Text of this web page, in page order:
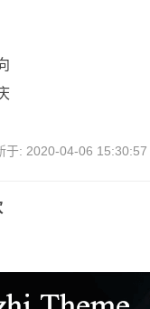
于: 2020-04-06 15:30:57